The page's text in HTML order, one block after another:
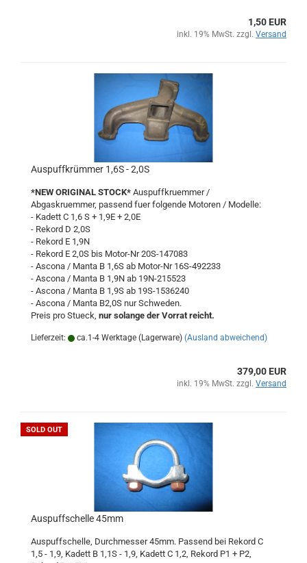
1,50 EUR
inkl. 19% MwSt. zzgl. Versand
Auspuffkrümmer 1,6S - 2,0S
*NEW ORIGINAL STOCK* Auspuffkruemmer /
Abgaskruemmer, passend fuer folgende Motoren / Modelle:
- Kadett C 1,6 S + 1,9E + 2,0E
- Rekord D 2,0S
- Rekord E 1,9N
- Rekord E 2,0S bis Motor-Nr 20S-147083
- Ascona / Manta B 1,6S ab Motor-Nr 16S-492233
- Ascona / Manta B 1,9N ab 19N-215523
- Ascona / Manta B 1,9S ab 19S-1536240
- Ascona / Manta B2,0S nur Schweden.
Preis pro Stueck, nur solange der Vorrat reicht.
Lieferzeit: ca.1-4 Werktage (Lagerware) (Ausland abweichend)
379,00 EUR
inkl. 19% MwSt. zzgl. Versand
SOLD OUT
Auspuffschelle 45mm
Auspuffschelle, Durchmesser 45mm. Passend bei Rekord C
1,5 - 1,9, Kadett B 1,1S - 1,9, Kadett C 1,2, Rekord P1 + P2,